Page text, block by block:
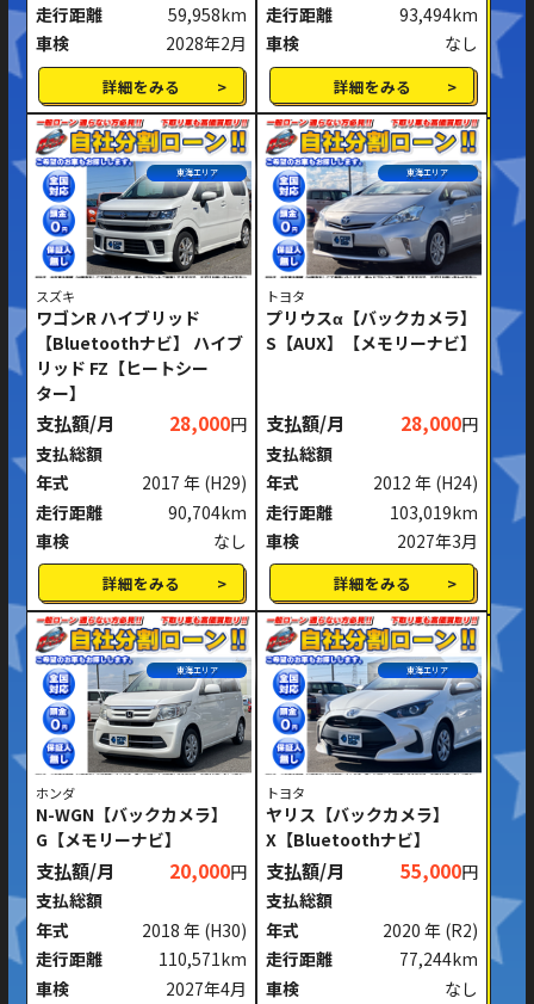
走行距離
59,958km
車検
2028年2月
詳細をみる
走行距離
93,494km
車検
なし
詳細をみる
東海エリア
スズキ
ワゴンR ハイブリッド
【Bluetoothナビ】 ハイブ
リッド FZ【ヒートシー
ター】
支払額/月 28,000円
支払総額
年式
2017 年 (H29)
走行距離
90,704km
車検
なし
詳細をみる
東海エリア
トヨタ
プリウスα【バックカメラ】
S【AUX】【メモリーナビ】
支払額/月 28,000円
支払総額
年式
2012 年 (H24)
走行距離
103,019km
車検
2027年3月
詳細をみる
東海エリア
ホンダ
N-WGN【バックカメラ】
G【メモリーナビ】
支払額/月 20,000円
支払総額
年式
2018 年 (H30)
走行距離
110,571km
車検
2027年4月
東海エリア
トヨタ
ヤリス【バックカメラ】
X【Bluetoothナビ】
支払額/月 55,000円
支払総額
年式
2020 年 (R2)
走行距離
77,244km
車検
なし